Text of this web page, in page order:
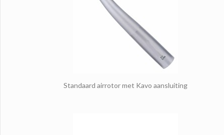
Standaard airrotor met Kavo aansluiting